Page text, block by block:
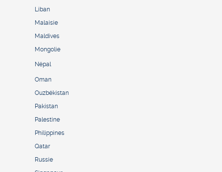
Liban
Malaisie
Maldives
Mongolie
Népal
Oman
Ouzbékistan
Pakistan
Palestine
Philippines
Qatar
Russie